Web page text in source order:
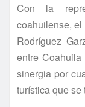
Con la
coahuilense,
Rodrí­guez
entre
sinergia por
turí­stica que se